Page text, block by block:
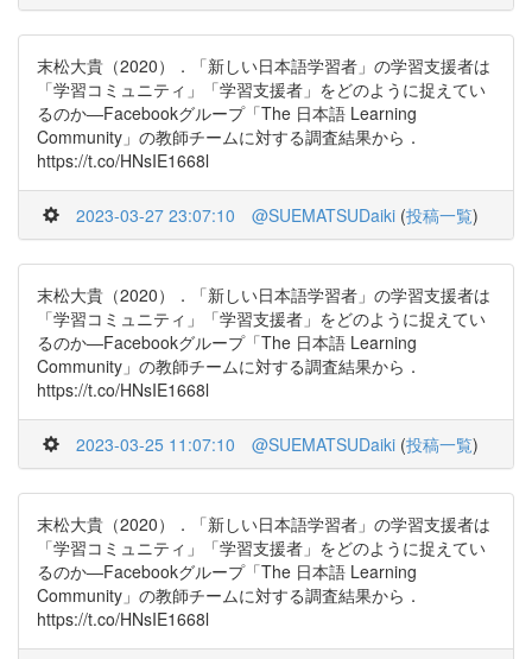
末松大貴（2020）．「新しい日本語学習者」の学習支援者は
「学習コミュニティ」「学習支援者」をどのように捉えてい
るのか―Facebookグループ「The 日本語 Learning
Community」の教師チームに対する調査結果から．
https://t.co/HNsIE1668l
2023-03-27 23:07:10 @SUEMATSUDaiki (投稿一覧)
末松大貴（2020）．「新しい日本語学習者」の学習支援者は
「学習コミュニティ」「学習支援者」をどのように捉えてい
るのか―Facebookグループ「The 日本語 Learning
Community」の教師チームに対する調査結果から．
https://t.co/HNsIE1668l
2023-03-25 11:07:10 @SUEMATSUDaiki (投稿一覧)
末松大貴（2020）．「新しい日本語学習者」の学習支援者は
「学習コミュニティ」「学習支援者」をどのように捉えてい
るのか―Facebookグループ「The 日本語 Learning
Community」の教師チームに対する調査結果から．
https://t.co/HNsIE1668l